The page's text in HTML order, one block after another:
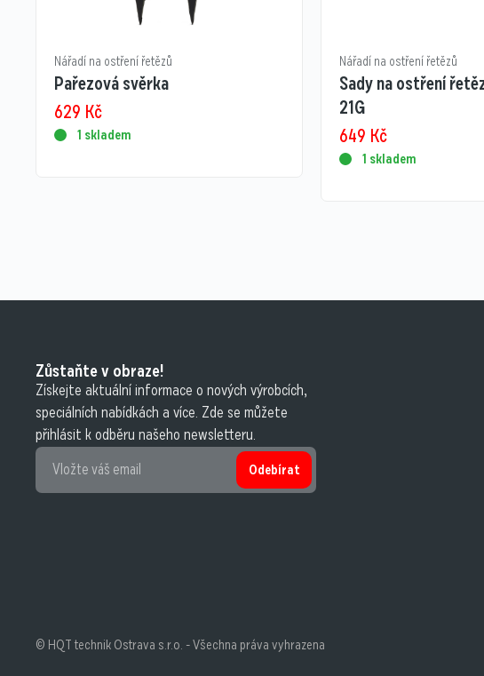
Nářadí na ostření řetězů
Pařezová svěrka
629 Kč
1 skladem
Nářadí na ostření řetězů
Sady na ostření
21G
649 Kč
1 skladem
Zůstaňte v obraze!
Získejte aktuální informace o nových výrobcích,
speciálních nabídkách a více. Zde se můžete
přihlásit k odběru našeho newsletteru.
Odebírat
© HQT technik Ostrava s.r.o. - Všechna práva vyhrazena